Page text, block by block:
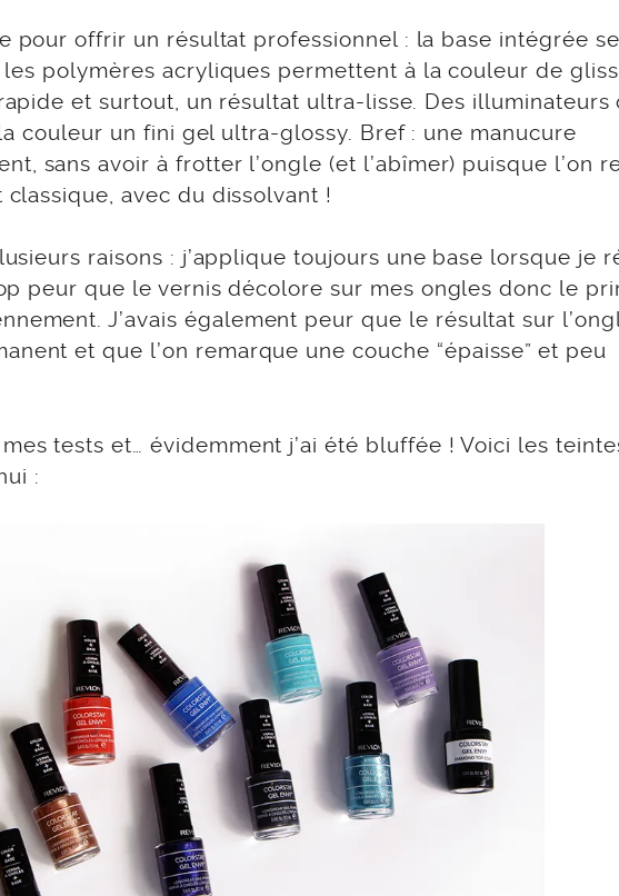
pour offrir un résultat professionnel : la base intégrée
polymères acryliques permettent à la couleur de
et surtout, un résultat ultra-lisse. Des illuminateurs
couleur un fini gel ultra-glossy. Bref : une manucure
sans avoir à frotter l’ongle (et l’abîmer) puisque l’on
avec du dissolvant !
raisons : j’applique toujours une base lorsque je
peur que le vernis décolore sur mes ongles donc le
J’avais également peur que le résultat sur
et que l’on remarque une couche “épaisse” et peu
tests et… évidemment j’ai été bluffée ! Voici les
: